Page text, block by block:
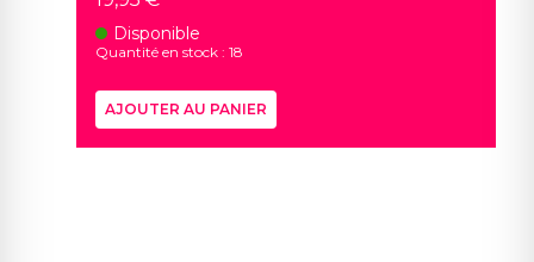
Disponible
Quantité en stock : 18
AJOUTER AU PANIER